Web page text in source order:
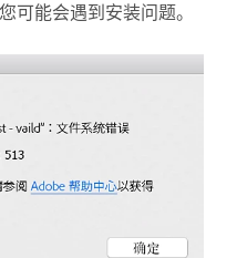
可能会遇到安装问题。